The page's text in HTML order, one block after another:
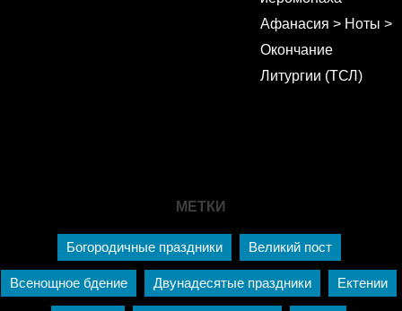
Афанасия > Ноты >
Окончание
Литургии (ТСЛ)
МЕТКИ
Богородичные праздники Великий пост
Всенощное бдение Двунадесятые праздники Ектении